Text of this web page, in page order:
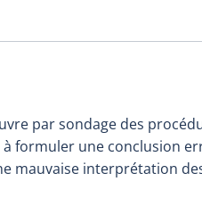
par sondage des
formuler une conclusion
mauvaise interprétation